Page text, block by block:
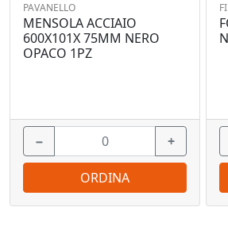
PAVANELLO
MENSOLA ACCIAIO
600X101X 75MM NERO
OPACO 1PZ
− +
ORDINA